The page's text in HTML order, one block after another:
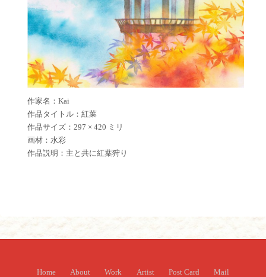
作家名：Kai
作品タイトル：紅葉
作品サイズ：297 × 420 ミリ
画材：水彩
作品説明：主と共に紅葉狩り
Home About Work Artist Post Card Mail